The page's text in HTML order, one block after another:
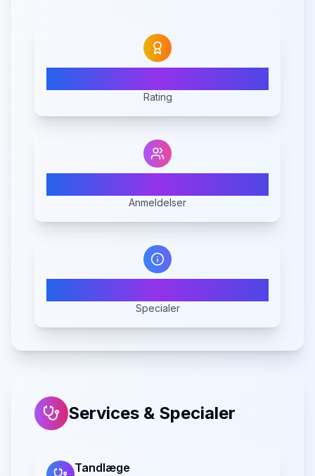
Rating
Anmeldelser
Specialer
Services & Specialer
Tandlæge